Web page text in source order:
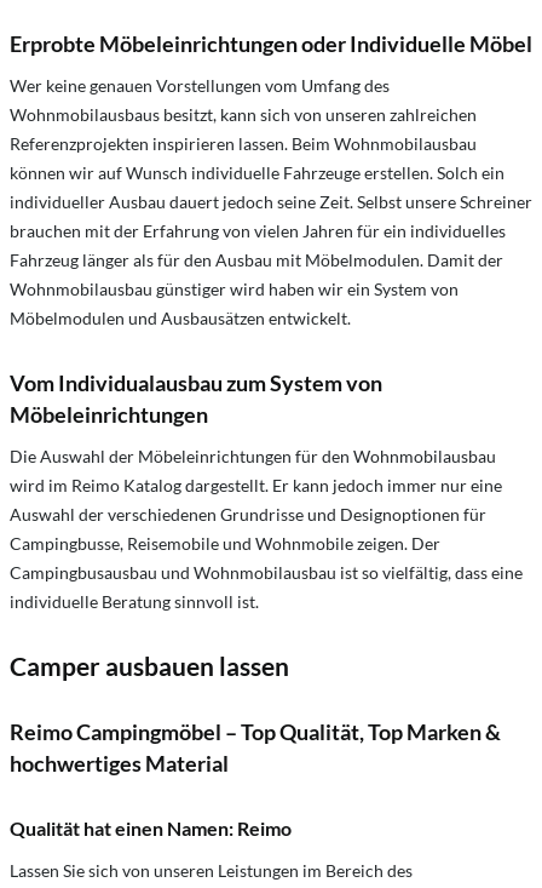
Erprobte Möbeleinrichtungen oder Individuelle Möbel
Wer keine genauen Vorstellungen vom Umfang des
Wohnmobilausbaus besitzt, kann sich von unseren zahlreichen
Referenzprojekten inspirieren lassen. Beim Wohnmobilausbau
können wir auf Wunsch individuelle Fahrzeuge erstellen. Solch ein
individueller Ausbau dauert jedoch seine Zeit. Selbst unsere Schreiner
brauchen mit der Erfahrung von vielen Jahren für ein individuelles
Fahrzeug länger als für den Ausbau mit Möbelmodulen. Damit der
Wohnmobilausbau günstiger wird haben wir ein System von
Möbelmodulen und Ausbausätzen entwickelt.
Vom Individualausbau zum System von
Möbeleinrichtungen
Die Auswahl der Möbeleinrichtungen für den Wohnmobilausbau
wird im Reimo Katalog dargestellt. Er kann jedoch immer nur eine
Auswahl der verschiedenen Grundrisse und Designoptionen für
Campingbusse, Reisemobile und Wohnmobile zeigen. Der
Campingbusausbau und Wohnmobilausbau ist so vielfältig, dass eine
individuelle Beratung sinnvoll ist.
Camper ausbauen lassen
Reimo Campingmöbel – Top Qualität, Top Marken &
hochwertiges Material
Qualität hat einen Namen: Reimo
Lassen Sie sich von unseren Leistungen im Bereich des